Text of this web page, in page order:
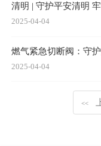
清明 | 守护平安清明
2025-04-04
燃气紧急切断阀：守
2025-04-04
<<